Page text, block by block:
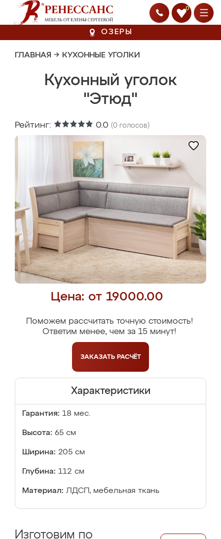
0
ОЗЕРЫ
ГЛАВНАЯ → КУХОННЫЕ УГОЛКИ
Кухонный уголок
"Этюд"
Рейтинг: 0.0 (0 голосов)
Цена: от 19000.00
Поможем рассчитать точную стоимость!
Ответим менее, чем за 15 минут!
ЗАКАЗАТЬ РАСЧЁТ
Характеристики
Гарантия: 18 мес.
Высота: 65 см
Ширина: 205 см
Глубина: 112 см
Материал: ЛДСП, мебельная ткань
Изготовим по